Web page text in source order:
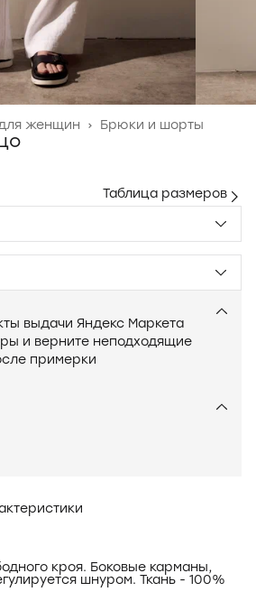
Брюки и шорты
женщин ›
Таблица размеров
выдачи Яндекс Маркета
и верните неподходящие
примерки
кроя. Боковые карманы,
шнуром. Ткань - 100%